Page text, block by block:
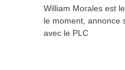
William Morales est
le moment, annonce
avec le PLC